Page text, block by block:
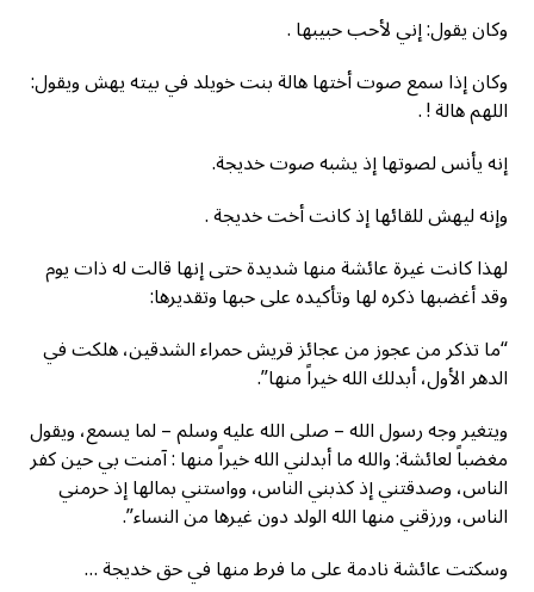
وكان يقول: إني لأحب حبيبها .
وكان إذا سمع صوت أختها هالة بنت خويلد في بيته يهش ويقول:
اللهم هالة ! .
إنه يأنس لصوتها إذ يشبه صوت خديجة.
وإنه ليهش للقائها إذ كانت أخت خديجة .
لهذا كانت غيرة عائشة منها شديدة حتى إنها قالت له ذات يوم
وقد أغضبها ذكره لها وتأكيده على حبها وتقديرها:
“ما تذكر من عجوز من عجائز قريش حمراء الشدقين، هلكت في
الدهر الأول، أبدلك الله خيراً منها”.
ويتغير وجه رسول الله – صلى الله عليه وسلم – لما يسمع، ويقول
مغضباً لعائشة: والله ما أبدلني الله خيراً منها : آمنت بي حين كفر
الناس، وصدقتني إذ كذبني الناس، وواستني بمالها إذ حرمني
الناس، ورزقني منها الله الولد دون غيرها من النساء”.
وسكتت عائشة نادمة على ما فرط منها في حق خديجة …